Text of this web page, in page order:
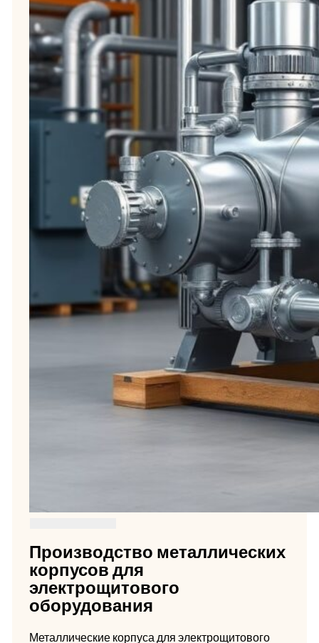
Производство металлических
корпусов для
электрощитового
оборудования
Металлические корпуса для электрощитового